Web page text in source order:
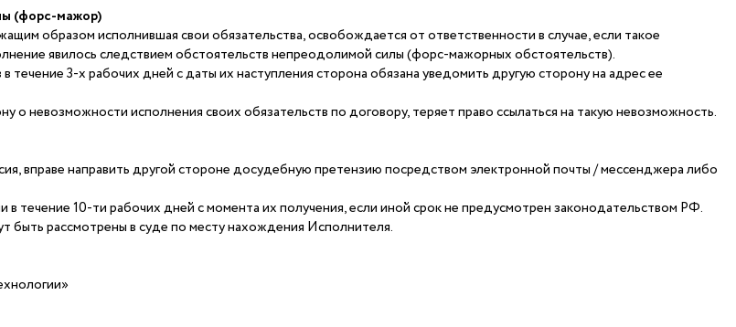
(форс-мажор)
образом исполнившая свои обязательства, освобождается от ответственности в случае, если такое
явилось следствием обстоятельств непреодолимой силы (форс-мажорных обстоятельств).
течение 3-х рабочих дней с даты их наступления сторона обязана уведомить другую сторону на адрес ее
о невозможности исполнения своих обязательств по договору, теряет право ссылаться на такую невозможность.
вправе направить другой стороне досудебную претензию посредством электронной почты / мессенджера либо
в течение 10-ти рабочих дней с момента их получения, если иной срок не предусмотрен законодательством РФ.
быть рассмотрены в суде по месту нахождения Исполнителя.